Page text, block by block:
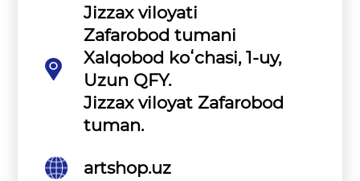
Jizzax viloyati
Zafarobod tumani
Xalqobod koʻchasi, 1-uy,
Uzun QFY.
Jizzax viloyat Zafarobod
tuman.
artshop.uz